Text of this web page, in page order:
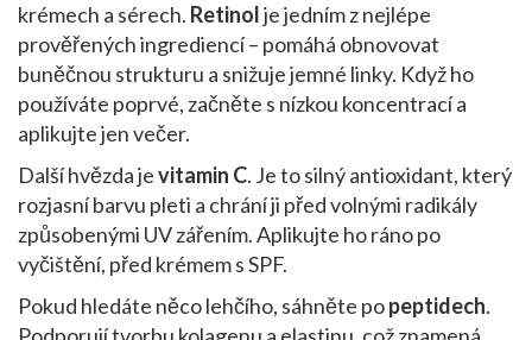
krémech a sérech. Retinolje jedním z nejlépe
prověřených ingrediencí – pomáhá obnovovat
buněčnou strukturu a snižuje jemné linky. Když ho
používáte poprvé, začněte s nízkou koncentrací a
aplikujte jen večer.
Další hvězda jevitamin C. Je to silný antioxidant, který
rozjasní barvu pleti a chrání ji před volnými radikály
způsobenými UV zářením. Aplikujte ho ráno po
vyčištění, před krémem s SPF.
Pokud hledáte něco lehčího, sáhněte popeptidech.